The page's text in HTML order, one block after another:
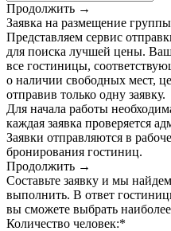
Продолжить →
Заявка на размещение группы
Представляем сервис
для поиска лучшей цены.
все гостиницы,
о наличии свободных мест,
отправив только одну заявку.
Для начала работы
каждая заявка проверяется
Заявки отправляются в
бронирования гостиниц.
Продолжить →
Составьте заявку и мы
выполнить. В ответ
вы сможете выбрать
Количество человек:*